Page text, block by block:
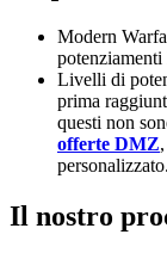
Modern
Livelli di
prima
questi non
offerte DMZ
personalizzato.
Il nostro